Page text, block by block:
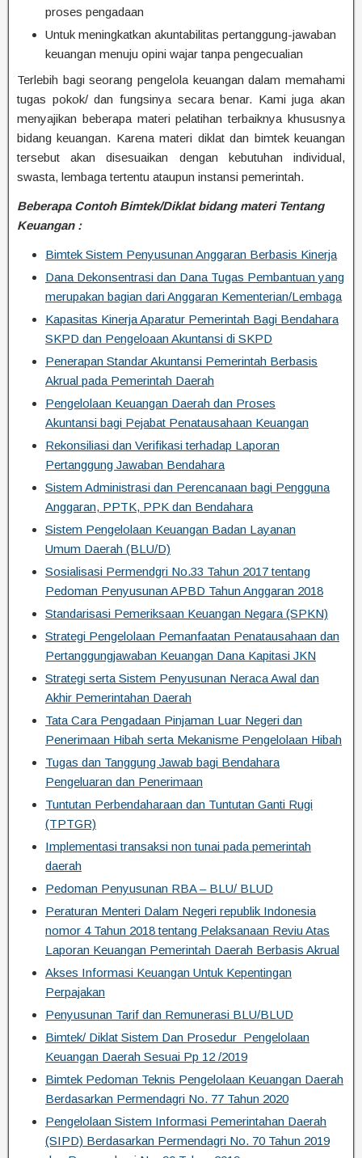
proses pengadaan
Untuk meningkatkan akuntabilitas pertanggung-jawaban
keuangan menuju opini wajar tanpa pengecualian
Terlebih bagi seorang pengelola keuangan dalam memahami
tugas pokok/ dan fungsinya secara benar. Kami juga akan
menyajikan beberapa materi pelatihan terbaiknya khususnya
bidang keuangan. Karena materi diklat dan bimtek keuangan
tersebut akan disesuaikan dengan kebutuhan individual,
swasta, lembaga tertentu ataupun instansi pemerintah.
Beberapa Contoh Bimtek/Diklat bidang materi Tentang
Keuangan :
Bimtek Sistem Penyusunan Anggaran Berbasis Kinerja
Dana Dekonsentrasi dan Dana Tugas Pembantuan yang
merupakan bagian dari Anggaran Kementerian/Lembaga
Kapasitas Kinerja Aparatur Pemerintah Bagi Bendahara
SKPD dan Pengeloaan Akuntansi di SKPD
Penerapan Standar Akuntansi Pemerintah Berbasis
Akrual pada Pemerintah Daerah
Pengelolaan Keuangan Daerah dan Proses
Akuntansi bagi Pejabat Penatausahaan Keuangan
Rekonsiliasi dan Verifikasi terhadap Laporan
Pertanggung Jawaban Bendahara
Sistem Administrasi dan Perencanaan bagi Pengguna
Anggaran, PPTK, PPK dan Bendahara
Sistem Pengelolaan Keuangan Badan Layanan
Umum Daerah (BLU/D)
Sosialisasi Permendgri No.33 Tahun 2017 tentang
Pedoman Penyusunan APBD Tahun Anggaran 2018
Standarisasi Pemeriksaan Keuangan Negara (SPKN)
Strategi Pengelolaan Pemanfaatan Penatausahaan dan
Pertanggungjawaban Keuangan Dana Kapitasi JKN
Strategi serta Sistem Penyusunan Neraca Awal dan
Akhir Pemerintahan Daerah
Tata Cara Pengadaan Pinjaman Luar Negeri dan
Penerimaan Hibah serta Mekanisme Pengelolaan Hibah
Tugas dan Tanggung Jawab bagi Bendahara
Pengeluaran dan Penerimaan
Tuntutan Perbendaharaan dan Tuntutan Ganti Rugi
(TPTGR)
Implementasi transaksi non tunai pada pemerintah
daerah
Pedoman Penyusunan RBA – BLU/ BLUD
Peraturan Menteri Dalam Negeri republik Indonesia
nomor 4 Tahun 2018 tentang Pelaksanaan Reviu Atas
Laporan Keuangan Pemerintah Daerah Berbasis Akrual
Akses Informasi Keuangan Untuk Kepentingan
Perpajakan
Penyusunan Tarif dan Remunerasi BLU/BLUD
Bimtek/ Diklat Sistem Dan Prosedur Pengelolaan
Keuangan Daerah Sesuai Pp 12 /2019
Bimtek Pedoman Teknis Pengelolaan Keuangan Daerah
Berdasarkan Permendagri No. 77 Tahun 2020
Pengelolaan Sistem Informasi Pemerintahan Daerah
(SIPD) Berdasarkan Permendagri No. 70 Tahun 2019